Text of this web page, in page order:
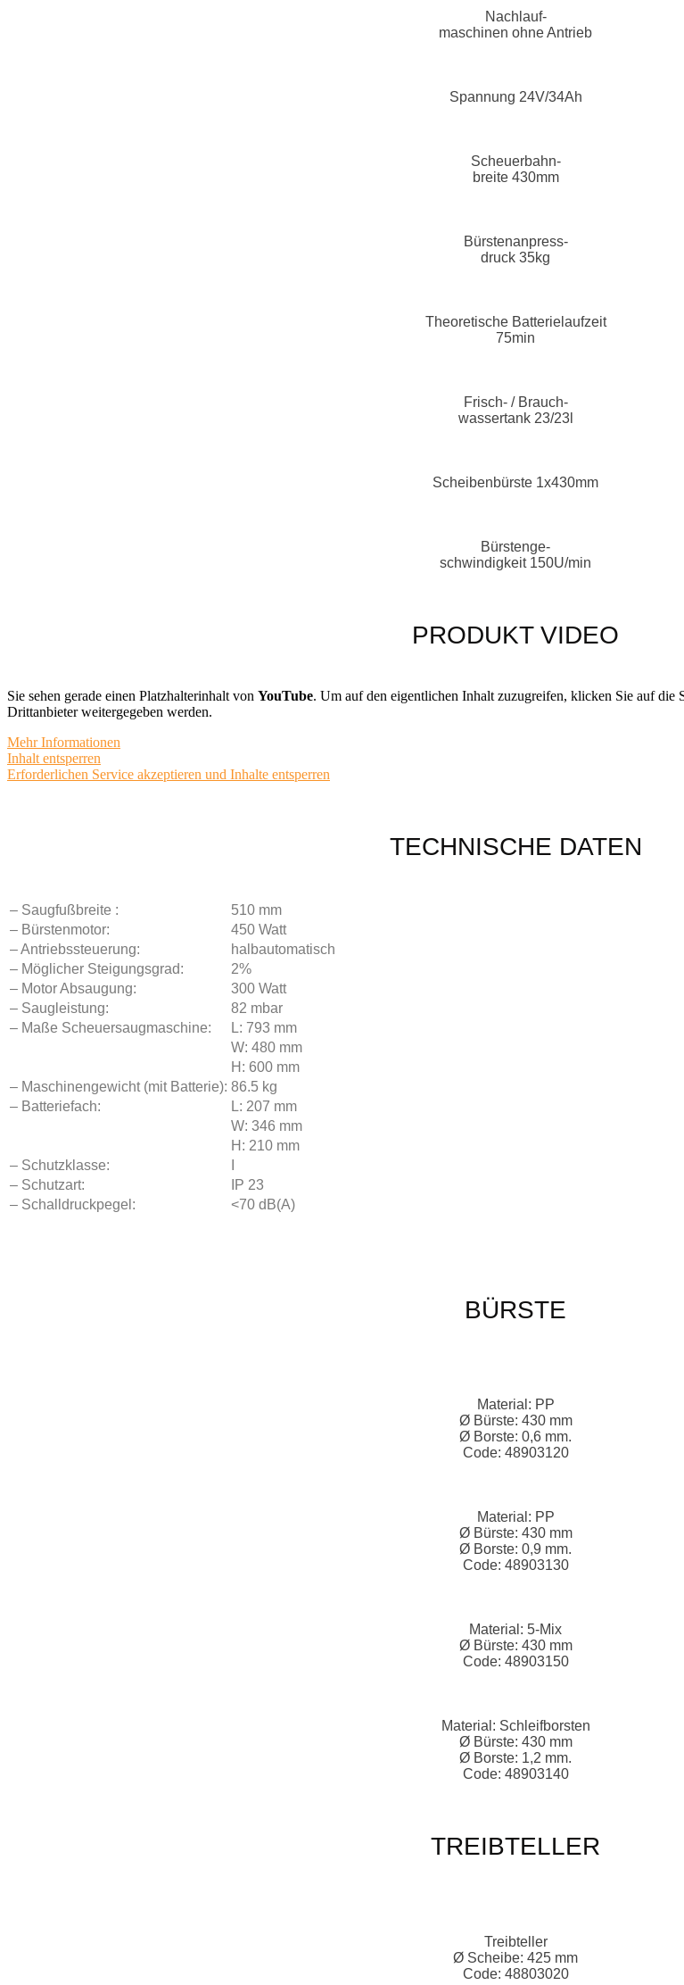
Nachlauf-
maschinen ohne Antrieb
Spannung 24V/34Ah
Scheuerbahn-
breite 430mm
Bürstenanpress-
druck 35kg
Theoretische Batterielaufzeit
75min
Frisch- / Brauch-
wassertank 23/23l
Scheibenbürste 1x430mm
Bürstenge-
schwindigkeit 150U/min
PRODUKT VIDEO
Sie sehen gerade einen Platzhalterinhalt von YouTube. Um auf den eigentlichen Inhalt zuzugreifen, klicken Sie auf die
Drittanbieter weitergegeben werden.
Mehr Informationen
Inhalt entsperren
Erforderlichen Service akzeptieren und Inhalte entsperren
TECHNISCHE DATEN
– Saugfußbreite :
510 mm
– Bürstenmotor:
450 Watt
– Antriebssteuerung:
halbautomatisch
– Möglicher Steigungsgrad:
2%
– Motor Absaugung:
300 Watt
– Saugleistung:
82 mbar
– Maße Scheuersaugmaschine:
L: 793 mm
W: 480 mm
H: 600 mm
– Maschinengewicht (mit Batterie): 86.5 kg
– Batteriefach:
L: 207 mm
W: 346 mm
H: 210 mm
– Schutzklasse:
– Schutzart:
IP 23
– Schalldruckpegel:
<70 dB(A)
BÜRSTE
Material: PP
Ø Bürste: 430 mm
Ø Borste: 0,6 mm.
Code: 48903120
Material: PP
Ø Bürste: 430 mm
Ø Borste: 0,9 mm.
Code: 48903130
Material: 5-Mix
Ø Bürste: 430 mm
Code: 48903150
Material: Schleifborsten
Ø Bürste: 430 mm
Ø Borste: 1,2 mm.
Code: 48903140
TREIBTELLER
Treibteller
Ø Scheibe: 425 mm
Code: 48803020